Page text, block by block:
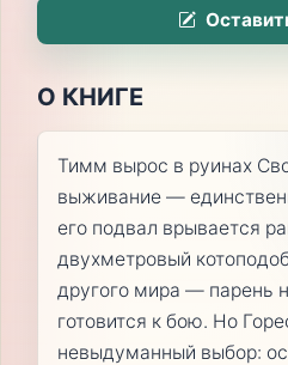
О КНИГЕ
Тимм вырос в руинах
выживание —
его подвал врывается
двухметровый
другого мира — парень
готовится к бою. Но
невыдуманный выбор: